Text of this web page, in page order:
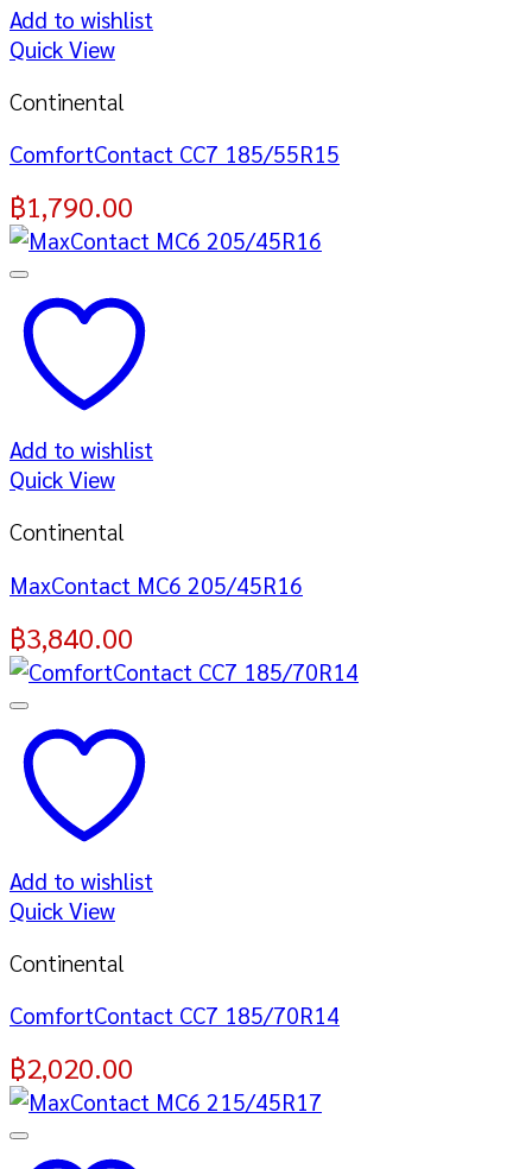
Add to wishlist
Quick View
Continental
ComfortContact CC7 185/55R15
฿1,790.00
Add to wishlist
Quick View
Continental
MaxContact MC6 205/45R16
฿3,840.00
Add to wishlist
Quick View
Continental
ComfortContact CC7 185/70R14
฿2,020.00